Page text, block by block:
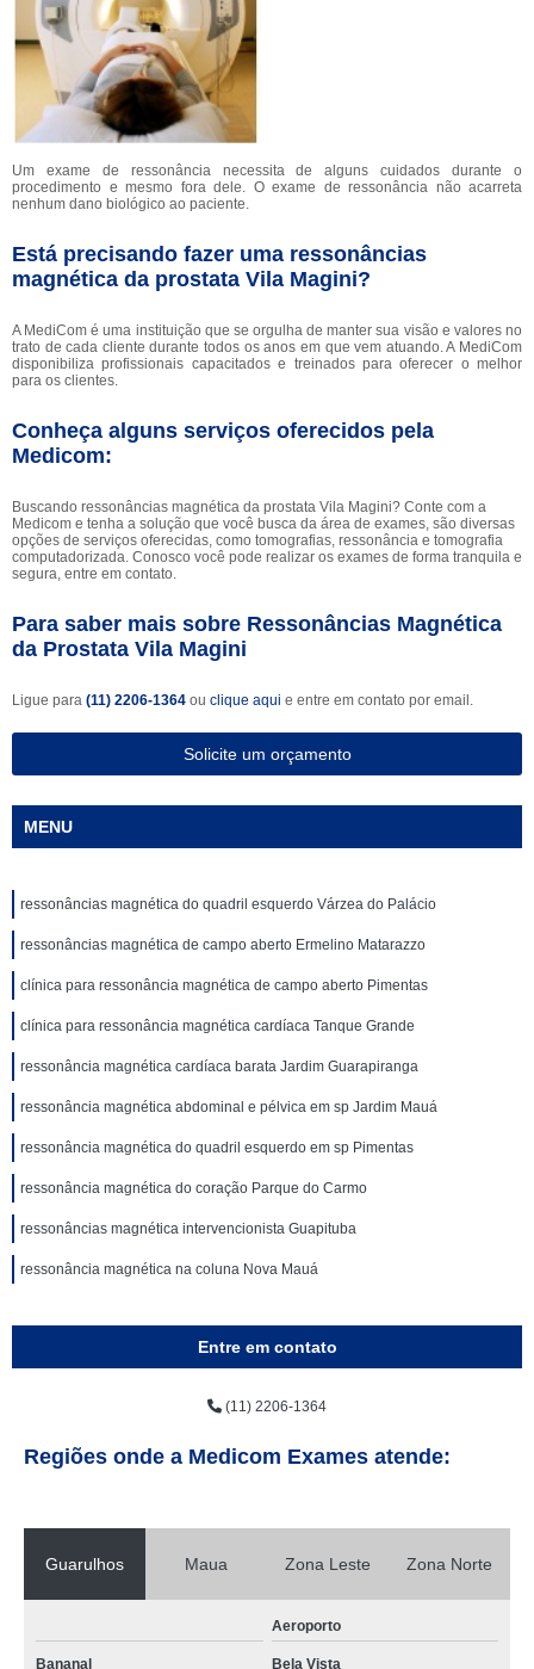
Um exame de ressonância necessita de alguns cuidados durante o
procedimento e mesmo fora dele. O exame de ressonância não acarreta
nenhum dano biológico ao paciente.
Está precisando fazer uma ressonâncias
magnética da prostata Vila Magini?
A MediCom é uma instituição que se orgulha de manter sua visão e valores no
trato de cada cliente durante todos os anos em que vem atuando. A MediCom
disponibiliza profissionais capacitados e treinados para oferecer o melhor
para os clientes.
Conheça alguns serviços oferecidos pela
Medicom:
Buscando ressonâncias magnética da prostata Vila Magini? Conte com a
Medicom e tenha a solução que você busca da área de exames, são diversas
opções de serviços oferecidas, como tomografias, ressonância e tomografia
computadorizada. Conosco você pode realizar os exames de forma tranquila e
segura, entre em contato.
Para saber mais sobre Ressonâncias Magnética
da Prostata Vila Magini
Ligue para (11) 2206-1364 ou clique aqui e entre em contato por email.
Solicite um orçamento
MENU
ressonâncias magnética do quadril esquerdo Várzea do Palácio
ressonâncias magnética de campo aberto Ermelino Matarazzo
clínica para ressonância magnética de campo aberto Pimentas
clínica para ressonância magnética cardíaca Tanque Grande
ressonância magnética cardíaca barata Jardim Guarapiranga
ressonância magnética abdominal e pélvica em sp Jardim Mauá
ressonância magnética do quadril esquerdo em sp Pimentas
ressonância magnética do coração Parque do Carmo
ressonâncias magnética intervencionista Guapituba
ressonância magnética na coluna Nova Mauá
Entre em contato
(11) 2206-1364
Regiões onde a Medicom Exames atende:
Guarulhos Maua Zona Leste Zona Norte
Aeroporto
Bananal Bela Vista